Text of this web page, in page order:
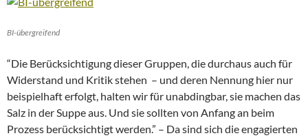
BI-übergreifend
“Die Berücksichtigung dieser Gruppen, die durchaus auch für
Widerstand und Kritik stehen – und deren Nennung hier nur
beispielhaft erfolgt, halten wir für unabdingbar, sie machen das
Salz in der Suppe aus. Und sie sollten von Anfang an beim
Prozess berücksichtigt werden.” – Da sind sich die engagierten